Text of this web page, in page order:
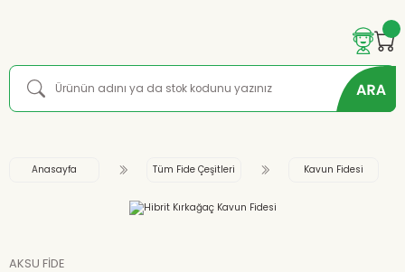
Anasayfa Tüm Fide Çeşitleri Kavun Fidesi
AKSU FİDE